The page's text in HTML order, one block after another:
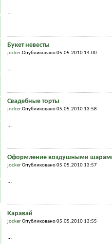
...
Букет невесты
jockerОпубликовано 05.05.2010 14:00
...
Свадебные торты
jockerОпубликовано 05.05.2010 13:58
...
Оформление воздушными
jockerОпубликовано 05.05.2010 13:57
...
Каравай
jockerОпубликовано 05.05.2010 13:55
...